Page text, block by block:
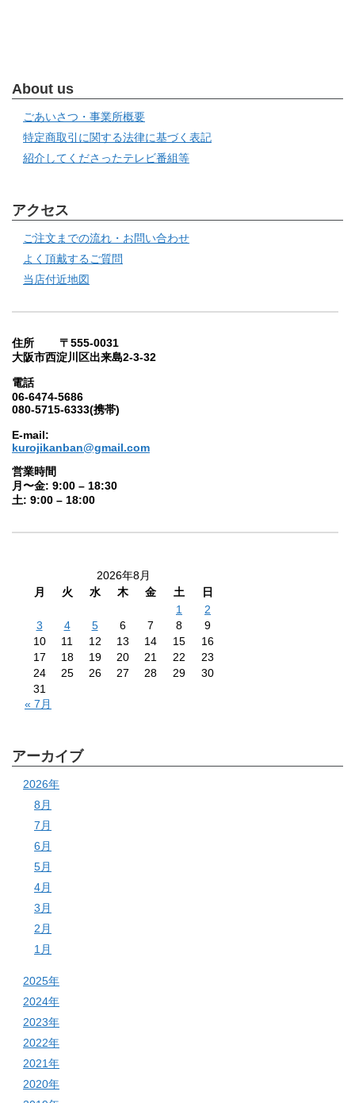
About us
ごあいさつ・事業所概要
特定商取引に関する法律に基づく表記
紹介してくださったテレビ番組等
アクセス
ご注文までの流れ・お問い合わせ
よく頂戴するご質問
当店付近地図
住所 〒555-0031
大阪市西淀川区出来島2-3-32
電話
06-6474-5686
080-5715-6333(携帯)
E-mail:
kurojikanban@gmail.com
営業時間
月〜金: 9:00 – 18:30
土: 9:00 – 18:00
2026年8月
月
火 水 木 金 土
日
1
2
3
4 5 6 7 8
9
10
11 12 13 14 15
16
17
18 19 20 21 22
23
24
25 26 27 28 29
30
31
« 7月
アーカイブ
2026年
8月
7月
6月
5月
4月
3月
2月
1月
2025年
2024年
2023年
2022年
2021年
2020年